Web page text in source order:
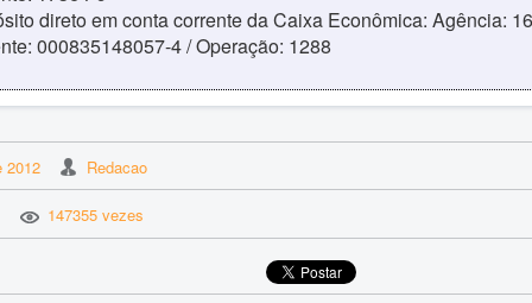
direto em conta corrente da Caixa Econômica: Agência:
000835148057-4 / Operação: 1288
2012 Redacao
147355 vezes